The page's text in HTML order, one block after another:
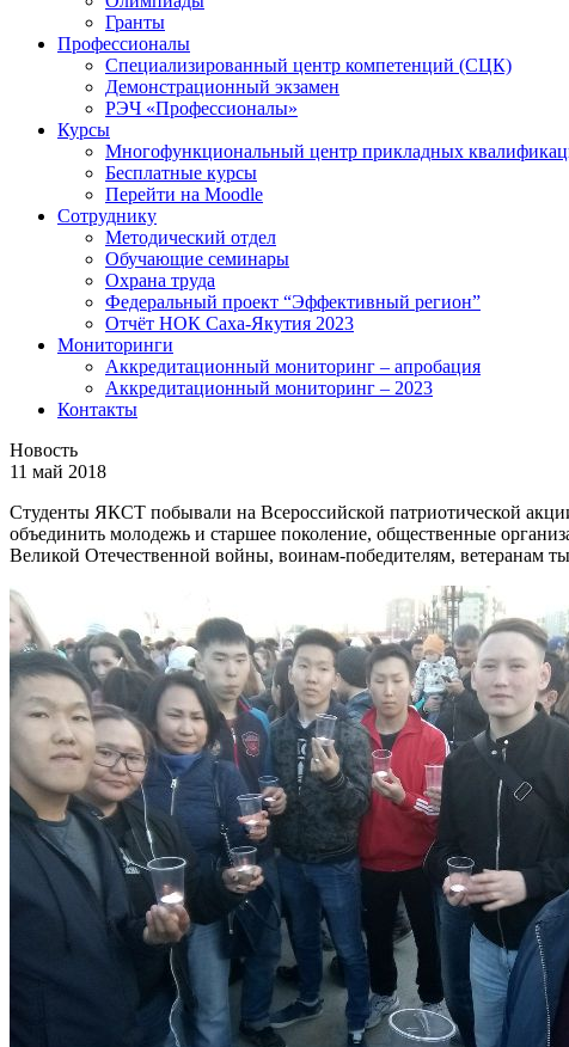
Гранты
Профессионалы
Специализированный центр компетенций (СЦК)
Демонстрационный экзамен
РЭЧ «Профессионалы»
Курсы
Многофункциональный центр прикладных
Бесплатные курсы
Перейти на Moodle
Сотруднику
Методический отдел
Обучающие семинары
Охрана труда
Федеральный проект “Эффективный регион”
Отчёт НОК Саха-Якутия 2023
Мониторинги
Аккредитационный мониторинг – апробация
Аккредитационный мониторинг – 2023
Контакты
Новость
11 май 2018
Студенты ЯКСТ побывали на Всероссийской патриотической
объединить молодежь и старшее поколение, общественные
Великой Отечественной войны, воинам-победителям, ветеранам